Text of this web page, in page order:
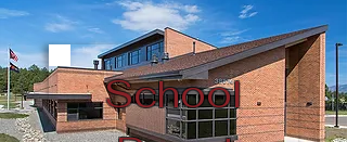
School